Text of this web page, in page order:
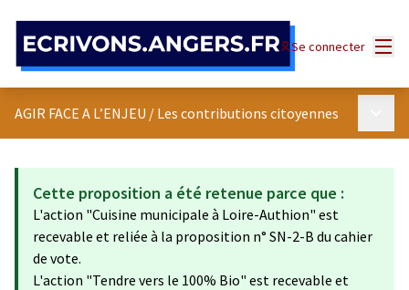
Se connecter
AGIR FACE A L’ENJEU / Les contributions citoyennes
Cette proposition a été retenue parce que :
L'action "Cuisine municipale à Loire-Authion" est
recevable et reliée à la proposition n° SN-2-B du cahier
de vote.
L'action "Tendre vers le 100% Bio" est recevable et